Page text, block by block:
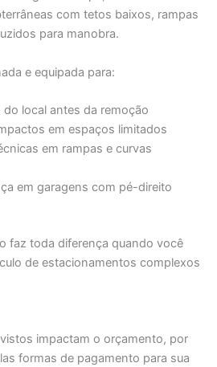
com tetos baixos, rampas
para manobra.
e equipada para:
local antes da remoção
em espaços limitados
em rampas e curvas
em garagens com pé-direito
faz toda diferença quando você
de estacionamentos complexos
impactam o orçamento, por
formas de pagamento para sua